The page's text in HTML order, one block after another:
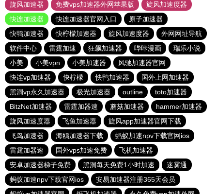
旋风加速器
免费vps加速器外网苹果版
旋风加速度器
快连加速器
快连加速器官网入口
原子加速器
快鸭加速器
快柠檬加速器 旋风加速度器
外网网址导航
软件中心
雷霆加速 狂飙加速器 哔咔漫画
瑞乐小说
小美
小美vpn 小美加速器
风驰加速器官网
快连vp加速器
快柠檬 快鸭加速器
国外上网加速器
黑洞vp永久加速器
极光加速器 outline
toto加速器
BitzNet加速器
雷霆加器速 蘑菇加速器
hammer加速器
旋风加速度器
飞鱼加速器
旋风app加速器官网下载
飞鸟加速器
海鸥加速器下载
蚂蚁加速npv下载官网ios
雷霆加器速
国外vps加速免费
飞机加速器
安卓加速器梯子免费
黑洞每天免费1小时加速
迷雾通
蚂蚁加速npv下载官网ios
安易加速器注册365天会员